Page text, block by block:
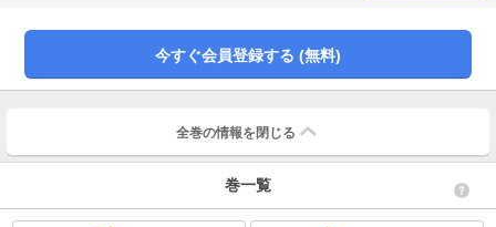
今すぐ会員登録する (無料)
全巻の情報を 閉じる
巻一覧